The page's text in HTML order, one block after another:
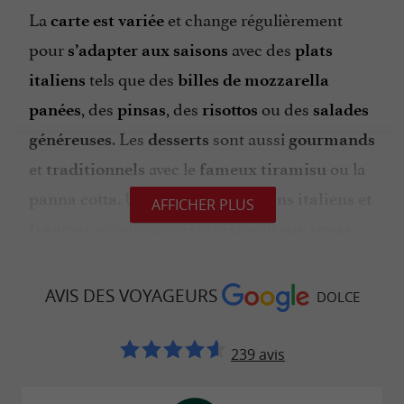
La carte est variée et change régulièrement
pour s’adapter aux saisons avec des plats
italiens tels que des billes de mozzarella
panées, des pinsas, des risottos ou des salades
généreuses. Les desserts sont aussi gourmands
et traditionnels avec le fameux tiramisu ou la
. Unebelle carte de vins italiens et
accompagne votresavoureux repas,
biodynamie. Dolce, c’est unmoment de
Un restaurant aux produits frais pour
des recettes maison en Gironde
AFFICHER PLUS
AVIS DES VOYAGEURS DOLCE
239 avis